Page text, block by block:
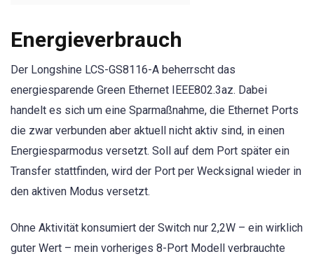
Energieverbrauch
Der Longshine LCS-GS8116-A beherrscht das
energiesparende Green Ethernet IEEE802.3az. Dabei
handelt es sich um eine Sparmaßnahme, die Ethernet Ports
die zwar verbunden aber aktuell nicht aktiv sind, in einen
Energiesparmodus versetzt. Soll auf dem Port später ein
Transfer stattfinden, wird der Port per Wecksignal wieder in
den aktiven Modus versetzt.
Ohne Aktivität konsumiert der Switch nur 2,2W – ein wirklich
guter Wert – mein vorheriges 8-Port Modell verbrauchte